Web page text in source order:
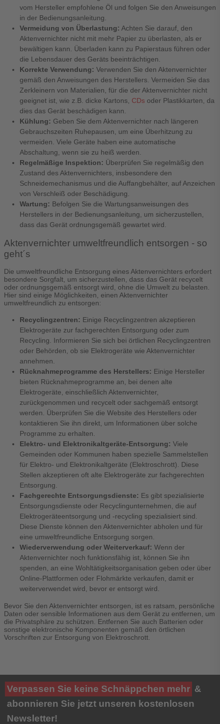
vom Hersteller empfohlene Öl und folgen Sie den Anweisungen
in der Bedienungsanleitung.
Vermeidung von Überlastung: Achten Sie darauf, den
Aktenvernichter nicht mit mehr Papier zu überlasten, als er
bewältigen kann. Überladen kann zu Papierstaus führen oder
die Lebensdauer des Geräts beeinträchtigen.
Korrekte Verwendung: Verwenden Sie den Aktenvernichter
gemäß den Anweisungen des Herstellers. Vermeiden Sie das
Zerkleinern von Materialien, für die der Aktenvernichter nicht
geeignet ist, wie z.B. dicke Kartons, CDs oder Plastikkarten, da
dies das Gerät beschädigen kann.
Kühlung: Geben Sie dem Aktenvernichter nach längeren
Gebrauchszeiten Ruhepausen, um eine Überhitzung zu
vermeiden. Viele Geräte haben eine automatische
Abschaltung, wenn sie zu heiß werden.
Regelmäßige Inspektion: Überprüfen Sie regelmäßig den
Zustand des Aktenvernichters, insbesondere den
Schneidemechanismus und die Auffangbehälter, auf Anzeichen
von Verschleiß oder Beschädigung.
Wartung: Befolgen Sie die Wartungsanweisungen des
Herstellers in der Bedienungsanleitung, um sicherzustellen,
dass das Gerät ordnungsgemäß gewartet wird.
Aktenvernichter umweltfreundlich entsorgen - so
geht´s
Die umweltfreundliche Entsorgung eines Aktenvernichters erfordert
besondere Sorgfalt, um sicherzustellen, dass das Gerät recycelt
oder ordnungsgemäß entsorgt wird, ohne die Umwelt zu belasten.
Hier sind einige Möglichkeiten, einen Aktenvernichter
umweltfreundlich zu entsorgen:
Recyclingzentren: Einige Recyclingzentren akzeptieren
Elektrogeräte zur fachgerechten Entsorgung oder zum
Recycling. Informieren Sie sich bei örtlichen Recyclingzentren
oder Behörden, ob sie Elektrogeräte wie Aktenvernichter
annehmen.
Rücknahmeprogramme des Herstellers: Einige Hersteller
bieten Rücknahmeprogramme an, bei denen alte
Elektrogeräte, einschließlich Aktenvernichter,
zurückgenommen und recycelt oder sachgemäß entsorgt
werden. Überprüfen Sie die Website des Herstellers oder
kontaktieren Sie ihn direkt, um Informationen über solche
Programme zu erhalten.
Elektro- und Elektronikaltgeräte-Entsorgung: Viele
Gemeinden oder Kommunen haben spezielle Sammelstellen
für Elektro- und Elektronikaltgeräte (Elektroschrott). Diese
Stellen akzeptieren oft alte Elektrogeräte zur fachgerechten
Entsorgung.
Fachgerechte Entsorgungsdienste: Es gibt spezialisierte
Entsorgungsdienste oder Recyclingunternehmen, die auf
Elektrogeräteentsorgung und -recycling spezialisiert sind.
Diese Dienste können den Aktenvernichter abholen und für
eine umweltfreundliche Entsorgung sorgen.
Wiederverwendung oder Weiterverkauf: Wenn der
Aktenvernichter noch funktionsfähig ist, können Sie ihn
spenden, an eine Wohltätigkeitsorganisation geben oder über
Online-Plattformen oder Flohmärkte verkaufen, damit er
weiterverwendet wird, bevor er entsorgt wird.
Bevor Sie den Aktenvernichter entsorgen, ist es ratsam, persönliche
Daten oder sensible Informationen aus dem Gerät zu entfernen, um
die Privatsphäre zu schützen. Entfernen Sie auch Batterien oder
sonstige elektronische Komponenten gemäß den örtlichen
Vorschriften zur Entsorgung von Elektroschrott.
Verpassen Sie keine Schnäppchen mehr &
abonnieren Sie jetzt unseren kostenlosen
Newsletter!